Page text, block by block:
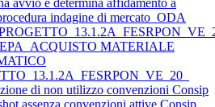
avvio e determina affidamento a
indagine di mercato_ODA
MATERIALE
di non utilizzo convenzioni Consip